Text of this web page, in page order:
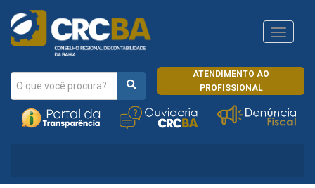
ATENDIMENTO AO
PROFISSIONAL
CRCRJ